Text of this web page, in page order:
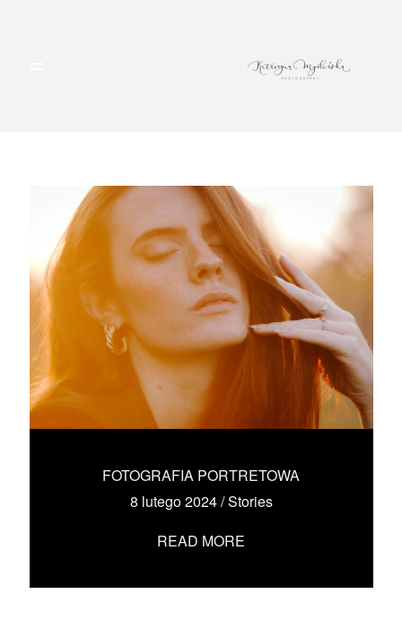
FOTOGRAFIA PORTRETOWA
8 lutego 2024/Stories
READ MORE
BLOG
ALBUMY
O MNIE
KONTAKT